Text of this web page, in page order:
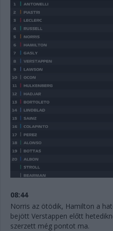
08:44
Norris az ötödik, Hamilton a
bejött Verstappen előtt
szerzett még pontot ma.